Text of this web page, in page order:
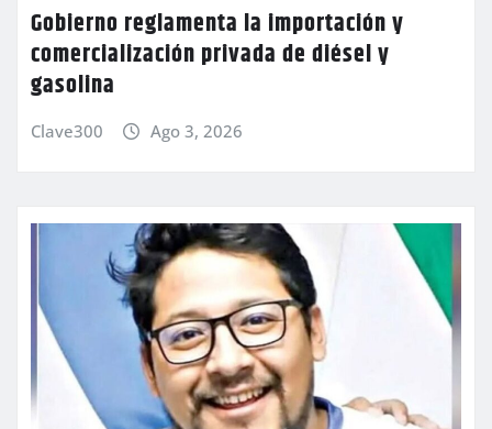
Gobierno reglamenta la importación y
comercialización privada de diésel y
gasolina
Clave300 Ago 3, 2026